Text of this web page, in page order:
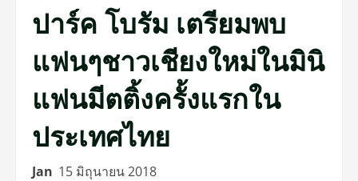
ปาร์ค โบรัม เตรียมพบ
แฟนๆชาวเชียงใหม่ในมินิ
แฟนมีตติ้งครั้งแรกใน
ประเทศไทย
Jan 15 มิถุนายน 2018